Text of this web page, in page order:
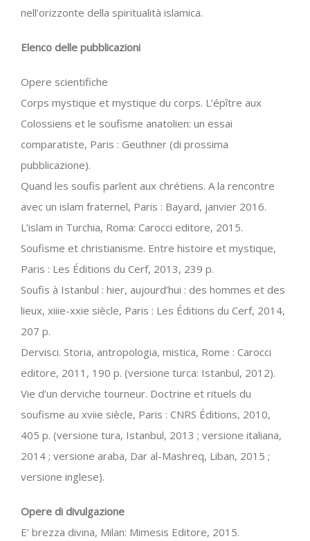
nell’orizzonte della spiritualità islamica.
Elenco delle pubblicazioni
Opere scientifiche
Corps mystique et mystique du corps. L’épître aux
Colossiens et le soufisme anatolien: un essai
comparatiste, Paris : Geuthner (di prossima
pubblicazione).
Quand les soufis parlent aux chrétiens. A la rencontre
avec un islam fraternel, Paris : Bayard, janvier 2016.
L’islam in Turchia, Roma: Carocci editore, 2015.
Soufisme et christianisme. Entre histoire et mystique,
Paris : Les Éditions du Cerf, 2013, 239 p.
Soufis à Istanbul : hier, aujourd’hui : des hommes et des
lieux, xiiie-xxie siècle, Paris : Les Éditions du Cerf, 2014,
207 p.
Dervisci. Storia, antropologia, mistica, Rome : Carocci
editore, 2011, 190 p. (versione turca: Istanbul, 2012).
Vie d’un derviche tourneur. Doctrine et rituels du
soufisme au xviie siècle, Paris : CNRS Éditions, 2010,
405 p. (versione tura, Istanbul, 2013 ; versione italiana,
2014 ; versione araba, Dar al-Mashreq, Liban, 2015 ;
versione inglese).
Opere di divulgazione
E’ brezza divina, Milan: Mimesis Editore, 2015.